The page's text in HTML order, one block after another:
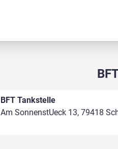
BFT Tankstelle
Am SonnenstUeck 13, 79418